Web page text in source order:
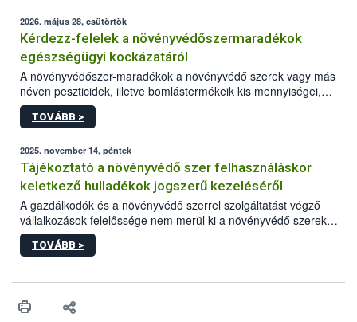
2026. május 28, csütörtök
Kérdezz-felelek a növényvédőszermaradékok
egészségügyi kockázatáról
A növényvédőszer-maradékok a növényvédő szerek vagy más
néven peszticidek, illetve bomlástermékeik kis mennyiségei,
melyek a terményekben vagy azok felületén a betakarítást,
szüretelést, illetve tárolást követően is megmaradhatnak. Az
mennyiségének esetenként a kezelt terményeken is jelen kell
lennie. Nem minden élelmiszer tartalmaz szermaradékot.
Azokban az élelmiszerekben is, melyekben kimutathatóak,
általában csak nagyon kis mennyiségben vannak jelen, így nem
jelenthetnek kockázatot a fogyasztó egészségére nézve.
TOVÁBB >
2025. november 14, péntek
Tájékoztató a növényvédő szer felhasználáskor
keletkező hulladékok jogszerű kezeléséről
A gazdálkodók és a növényvédő szerrel szolgáltatást végző
vállalkozások felelőssége nem merül ki a növényvédő szerek
okszerű, szakszerű és biztonságos kijuttatásában. Minden
esetben számolni kell a keletkező hulladékokkal is, melyek
természet védelme érdekében is kiemelt jelentőségű.
TOVÁBB >